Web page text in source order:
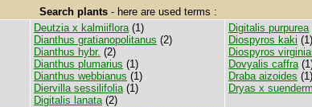
Search plants - here are used terms :
Deutzia x kalmiiflora(1)
Dianthus gratianopolitanus (2)
Dianthus hybr. (2)
Dianthus plumarius (1)
Dianthus webbianus (1)
Diervilla sessilifolia(1)
Digitalis lanata(2)
Digitalis purpurea
Diospyros kaki (1)
Diospyros
Dovyalis caffra
Draba aizoides (1)
Dryas x